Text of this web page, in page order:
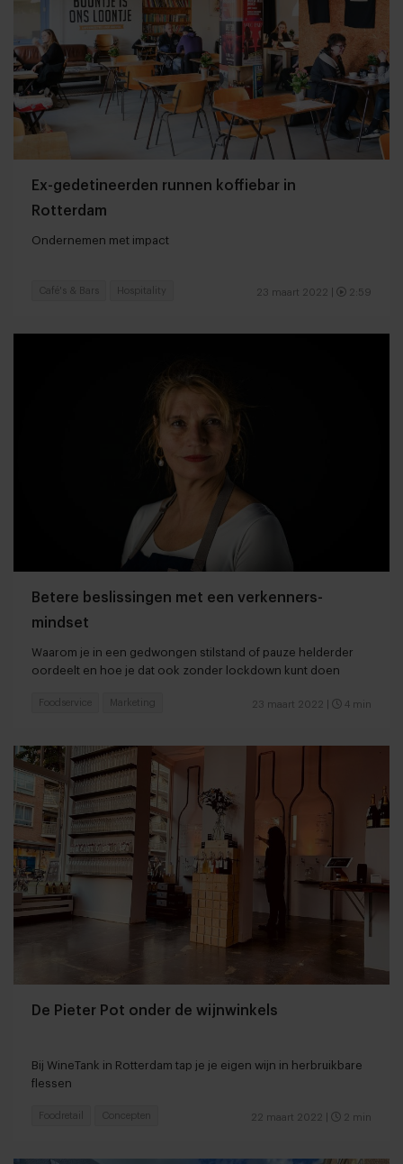
Ex-gedetineerden runnen koffiebar in
Rotterdam
Ondernemen met impact
23 maart 2022 2:59
Café's & Bars Hospitality
Betere beslissingen met een verkenners-
mindset
Waarom je in een gedwongen stilstand of pauze helderder
oordeelt en hoe je dat ook zonder lockdown kunt doen
23 maart 2022 4 min
Foodservice Marketing
De Pieter Pot onder de wijnwinkels
Bij WineTank in Rotterdam tap je je eigen wijn in herbruikbare
flessen
22 maart 2022 2 min
Foodretail Concepten